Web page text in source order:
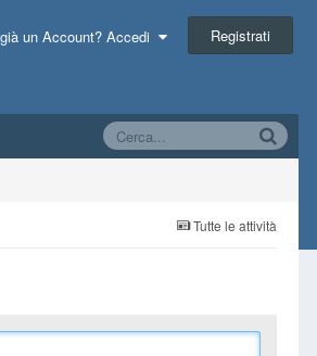
un Account? Accedi Registrati
Tutte le attività